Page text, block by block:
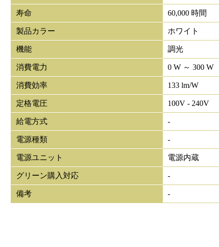
寿命 60,000 時間
製品カラー ホワイト
機能 調光
消費電力 0 W ～ 300 W
消費効率 133 lm/W
定格電圧 100V - 240V
給電方式 -
電源種類 -
電源ユニット 電源内蔵
グリーン購入対応 -
備考 -